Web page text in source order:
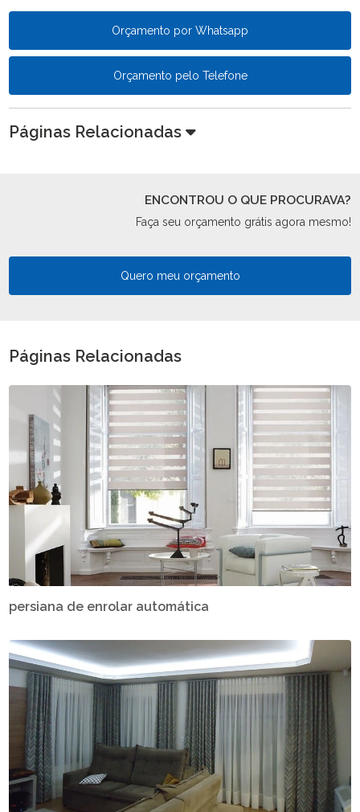
Orçamento por Whatsapp
Orçamento pelo Telefone
Páginas Relacionadas
ENCONTROU O QUE PROCURAVA?
Faça seu orçamento grátis agora mesmo!
Quero meu orçamento
Páginas Relacionadas
persiana de enrolar automática